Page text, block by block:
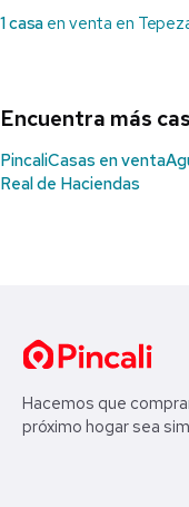
1 casa en venta en
Encuentra más
PincaliCasas en venta
Real de Haciendas
Hacemos que
próximo hogar sea